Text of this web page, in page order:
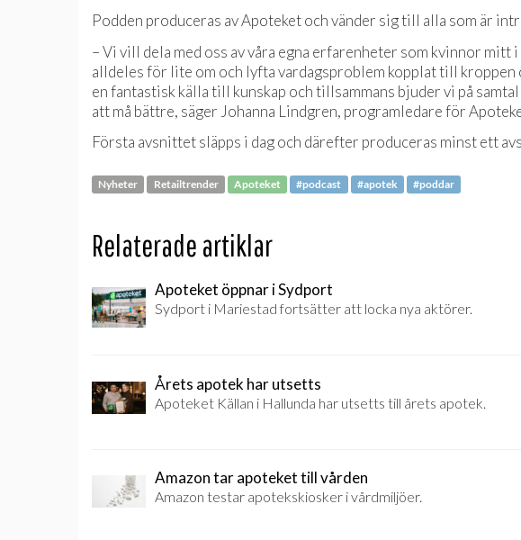
Podden produceras av Apoteket och vänder sig till alla som är
– Vi vill dela med oss av våra egna erfarenheter som kvinnor mitt
alldeles för lite om och lyfta vardagsproblem kopplat till kroppen
en fantastisk källa till kunskap och tillsammans bjuder vi på
att må bättre, säger Johanna Lindgren, programledare för
Första avsnittet släpps i dag och därefter produceras minst ett
Nyheter Retailtrender Apoteket #podcast #apotek #poddar
Relaterade artiklar
Apoteket öppnar i Sydport
Sydport i Mariestad fortsätter att locka nya aktörer.
Årets apotek har utsetts
Apoteket Källan i Hallunda har utsetts till årets apotek.
Amazon tar apoteket till vården
Amazon testar apotekskiosker i vårdmiljöer.